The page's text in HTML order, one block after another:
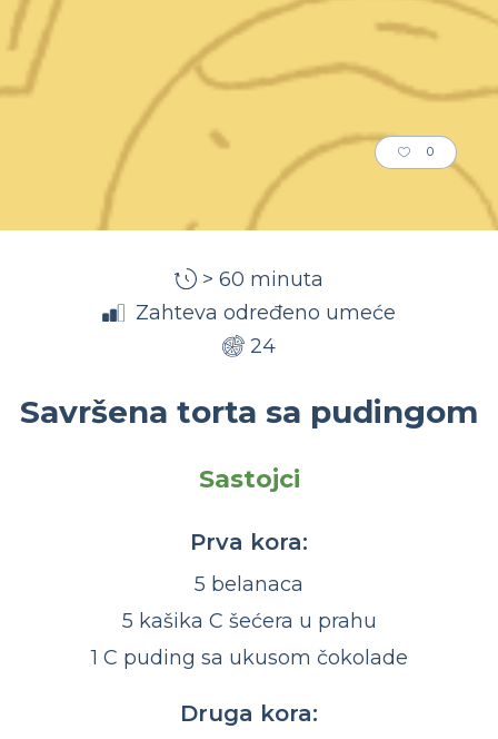
0
> 60 minuta
Zahteva određeno umeće
24
Savršena torta sa pudingom
Sastojci
Prva kora:
5 belanaca
5 kašika C šećera u prahu
1 C puding sa ukusom čokolade
Druga kora: